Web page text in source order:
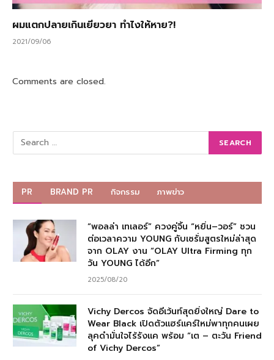
ผมแตกปลายเกินเยียวยา ทำไงให้หาย?!
2021/09/06
Comments are closed.
PR BRAND PR กิจกรรม ภาพข่าว
“พอลล่า เทเลอร์” ควงคู่จิ้น “หยิ่น–วอร์” ชวน
ต่อเวลาความ YOUNG กับเซรั่มสูตรใหม่ล่าสุด
จาก OLAY งาน “OLAY Ultra Firming ทุก
วัน YOUNG ได้อีก”
2025/08/20
Vichy Dercos จัดอีเว้นท์สุดยิ่งใหญ่ Dare to
Wear Black เปิดตัวแฮร์แคร์ใหม่พาทุกคนเผย
ลุคดำมั่นใจไร้รังแค พร้อม “เต – ตะวัน Friend
of Vichy Dercos”